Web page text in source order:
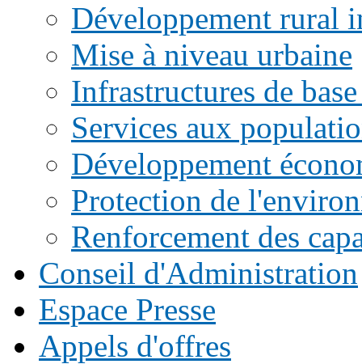
Développement rural
Mise à niveau urbaine
Infrastructures de
Services aux
Développement
Protection de
Renforcement des
Conseil d'Administration
Espace Presse
Appels d'offres